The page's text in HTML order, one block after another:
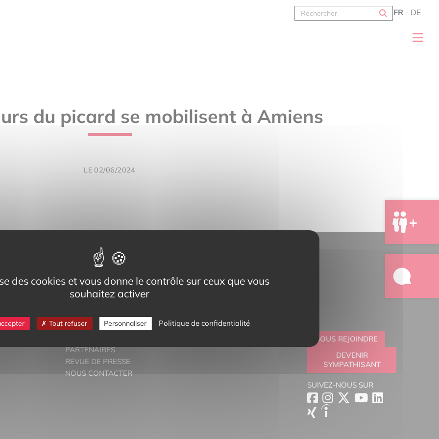
FR DE
du picard se mobilisent à Amiens
LE 02/06/2024
PARTENAIRES
REVUE DE PRESSE
NOUS CONTACTER
NOUS REJOINDRE
DEVENIR
SYMPATHISANT
SUIVEZ-NOUS SUR
des cookies et vous donne le contrôle sur ceux que vous
souhaitez activer
Tout refuser Personnaliser Politique de confidentialité